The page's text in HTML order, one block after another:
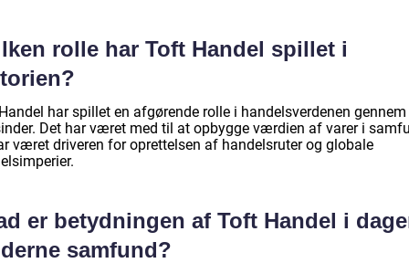
rolle har Toft Handel spillet i
har spillet en afgørende rolle i handelsverdenen gennem
Det har været med til at opbygge værdien af varer i
været driveren for oprettelsen af handelsruter og globale
er betydningen af Toft Handel i
samfund?